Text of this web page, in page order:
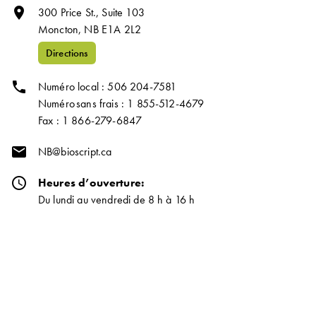
room
300 Price St., Suite 103
Moncton, NB E1A 2L2
Directions
phone
Numéro local : 506 204-7581
Numéro sans frais : 1 855-512-4679
Fax : 1 866-279-6847
email NB@bioscript.ca
schedule
Heures d’ouverture:
Du lundi au vendredi de 8 h à 16 h